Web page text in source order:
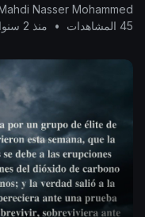
Nasser Mohammed
45 المشاهدات
• منذ 2 سنوات